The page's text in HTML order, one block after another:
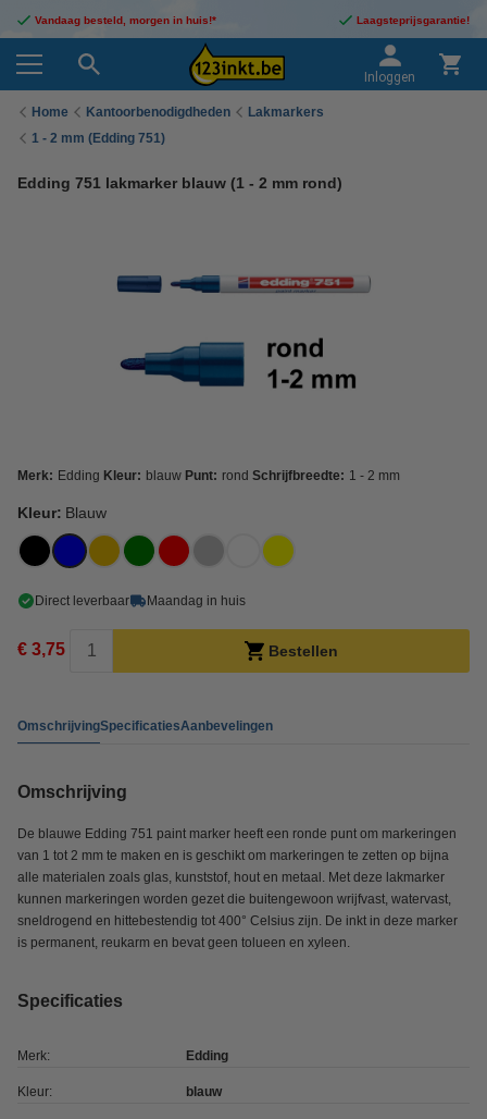
Vandaag besteld, morgen in huis!* Laagsteprijsgarantie!
Inloggen
Home Kantoorbenodigdheden
Lakmarkers
1 - 2 mm (Edding 751)
Edding 751 lakmarker blauw (1 - 2 mm rond)
Merk: Edding Kleur: blauw Punt: rond Schrijfbreedte: 1 - 2 mm
Kleur: Blauw
Direct leverbaar Maandag in huis
€ 3,75 Bestellen
OmschrijvingSpecificatiesAanbevelingen
Omschrijving
De blauwe Edding 751 paint marker heeft een ronde punt om markeringen
van 1 tot 2 mm te maken en is geschikt om markeringen te zetten op bijna
alle materialen zoals glas, kunststof, hout en metaal. Met deze lakmarker
kunnen markeringen worden gezet die buitengewoon wrijfvast, watervast,
sneldrogend en hittebestendig tot 400° Celsius zijn. De inkt in deze marker
is permanent, reukarm en bevat geen tolueen en xyleen.
Specificaties
Merk: Edding
Kleur: blauw